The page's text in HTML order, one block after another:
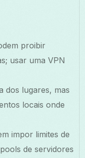
proibir
usar uma VPN
dos lugares, mas
locais onde
impor limites de
de servidores